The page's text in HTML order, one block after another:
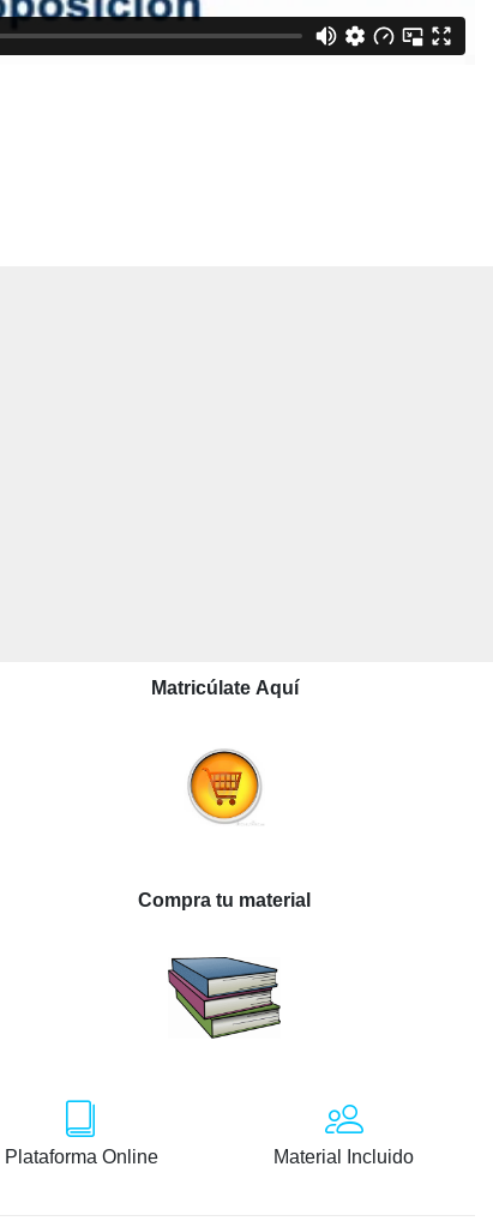
Matricúlate Aquí
Compra tu material
Plataforma Online Material Incluido